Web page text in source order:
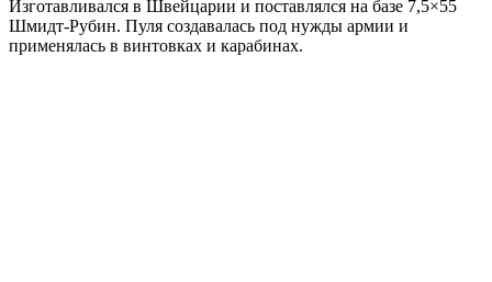
Изготавливался в Швейцарии и поставлялся на базе 7,5×55
Шмидт-Рубин. Пуля создавалась под нужды армии и
применялась в винтовках и карабинах.